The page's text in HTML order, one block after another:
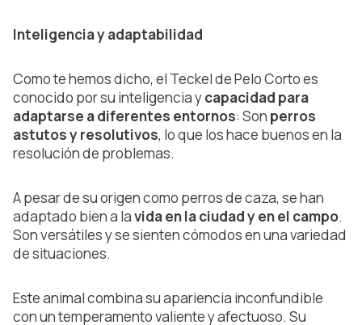
Inteligencia y adaptabilidad
Como te hemos dicho, el Teckel de Pelo Corto es
conocido por su inteligencia ycapacidad para
adaptarse a diferentes entornos: Son perros
astutos y resolutivos, lo que los hace buenos en la
resolución de problemas.
A pesar de su origen como perros de caza, se han
adaptado bien a lavida en la ciudad y en el campo.
Son versátiles y se sienten cómodos en una variedad
de situaciones.
Este animal combina su apariencia inconfundible
con un temperamento valiente y afectuoso. Su